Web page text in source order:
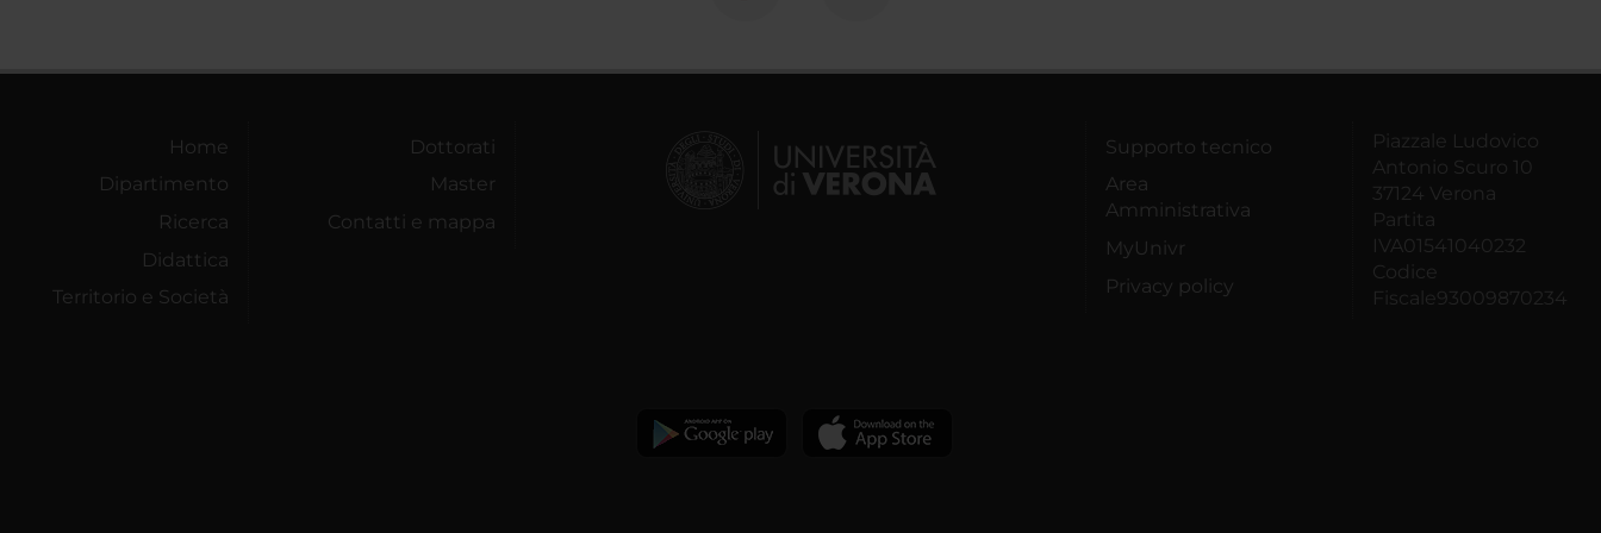
Home
Dipartimento
Ricerca
Didattica
Territorio e Società
Dottorati
Master
Contatti e mappa
Supporto tecnico
Area
Amministrativa
MyUnivr
Privacy policy
Piazzale Ludovico
Antonio Scuro 10
37124 Verona
Partita
IVA01541040232
Codice
Fiscale93009870234